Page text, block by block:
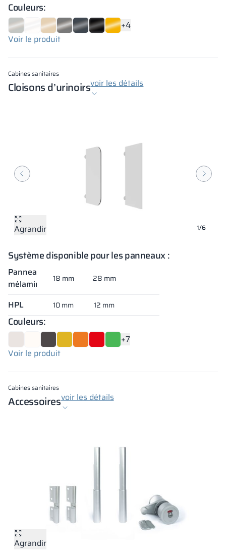
Couleurs:
+4
Voir le produit
Cabines sanitaires
Cloisons d’urinoirsvoir les détails
1/6
Agrandir
Agrandir
Agrandir
Agrandir
Agrandir
Agrandir
Système disponible pour les panneaux :
Panneaux
mélaminés
18 mm 28 mm
HPL 10 mm 12 mm
Couleurs:
+7
Voir le produit
Cabines sanitaires
Accessoiresvoir les détails
Agrandir